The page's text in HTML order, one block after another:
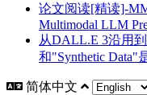
论文阅读[精读]-
Multimodal LLM
从DALL.E 3沿用到
和"Synthetic Data"
简体中文